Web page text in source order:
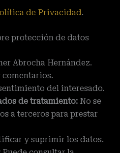
de Privacidad.
protección de datos
Abrocha Hernández.
comentarios.
del interesado.
de tratamiento: No se
a terceros para prestar
y suprimir los datos.